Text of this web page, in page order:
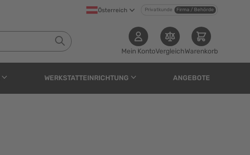
Österreich Privatkunde Firma / Behörde
Mein KontoVergleichWarenkorb
WERKSTATTEINRICHTUNG ANGEBOTE